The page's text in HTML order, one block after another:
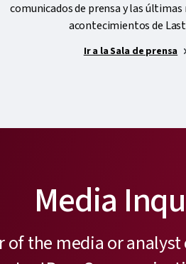
comunicados de prensa y las
acontecimientos de
Ir a la Sala de prensa
Media
of the media or